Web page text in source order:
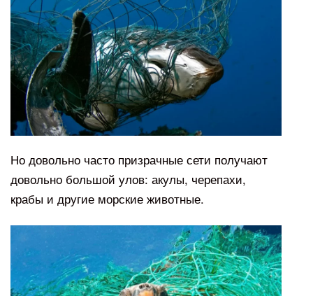
Но довольно часто призрачные сети получают
довольно большой улов: акулы, черепахи,
крабы и другие морские животные.